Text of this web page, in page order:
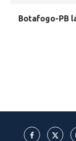
Botafogo-PB